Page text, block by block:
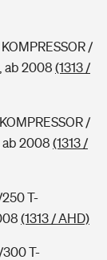
/
ab 2008 (1313 /
/
ab 2008 (1313 /
T-
(1313 / AHD)
300 T-